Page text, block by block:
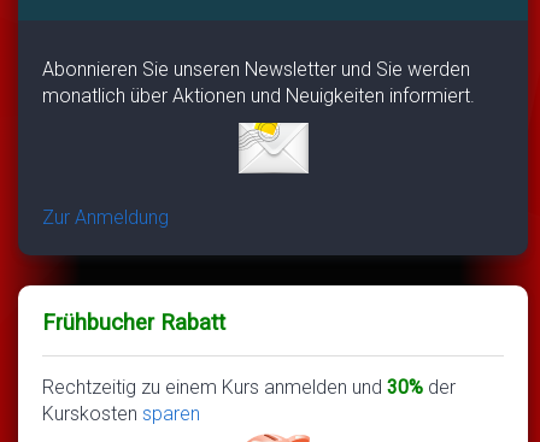
Abonnieren Sie unseren Newsletter und Sie werden
monatlich über Aktionen und Neuigkeiten informiert.
Zur Anmeldung
Frühbucher Rabatt
Rechtzeitig zu einem Kurs anmelden und 30% der
Kurskosten sparen